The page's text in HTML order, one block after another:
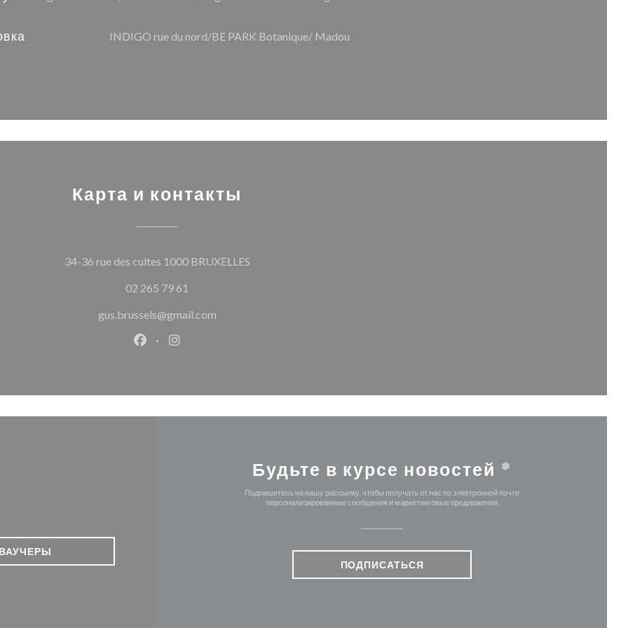
INDIGO rue du nord/BE PARK Botanique/ Madou
Карта и контакты
34-36 rue des cultes 1000 BRUXELLES((открывается в новом окне))
02 265 79 61
gus.brussels@gmail.com
Facebook ((открывается в новом окне))
Instagram ((открывается в новом окне))
Будьте в курсе новостей *
Подпишитесь на нашу рассылку, чтобы получать от нас по электронной почте
персонализированные сообщения и маркетинговые предложения.
ПОДПИСАТЬСЯ